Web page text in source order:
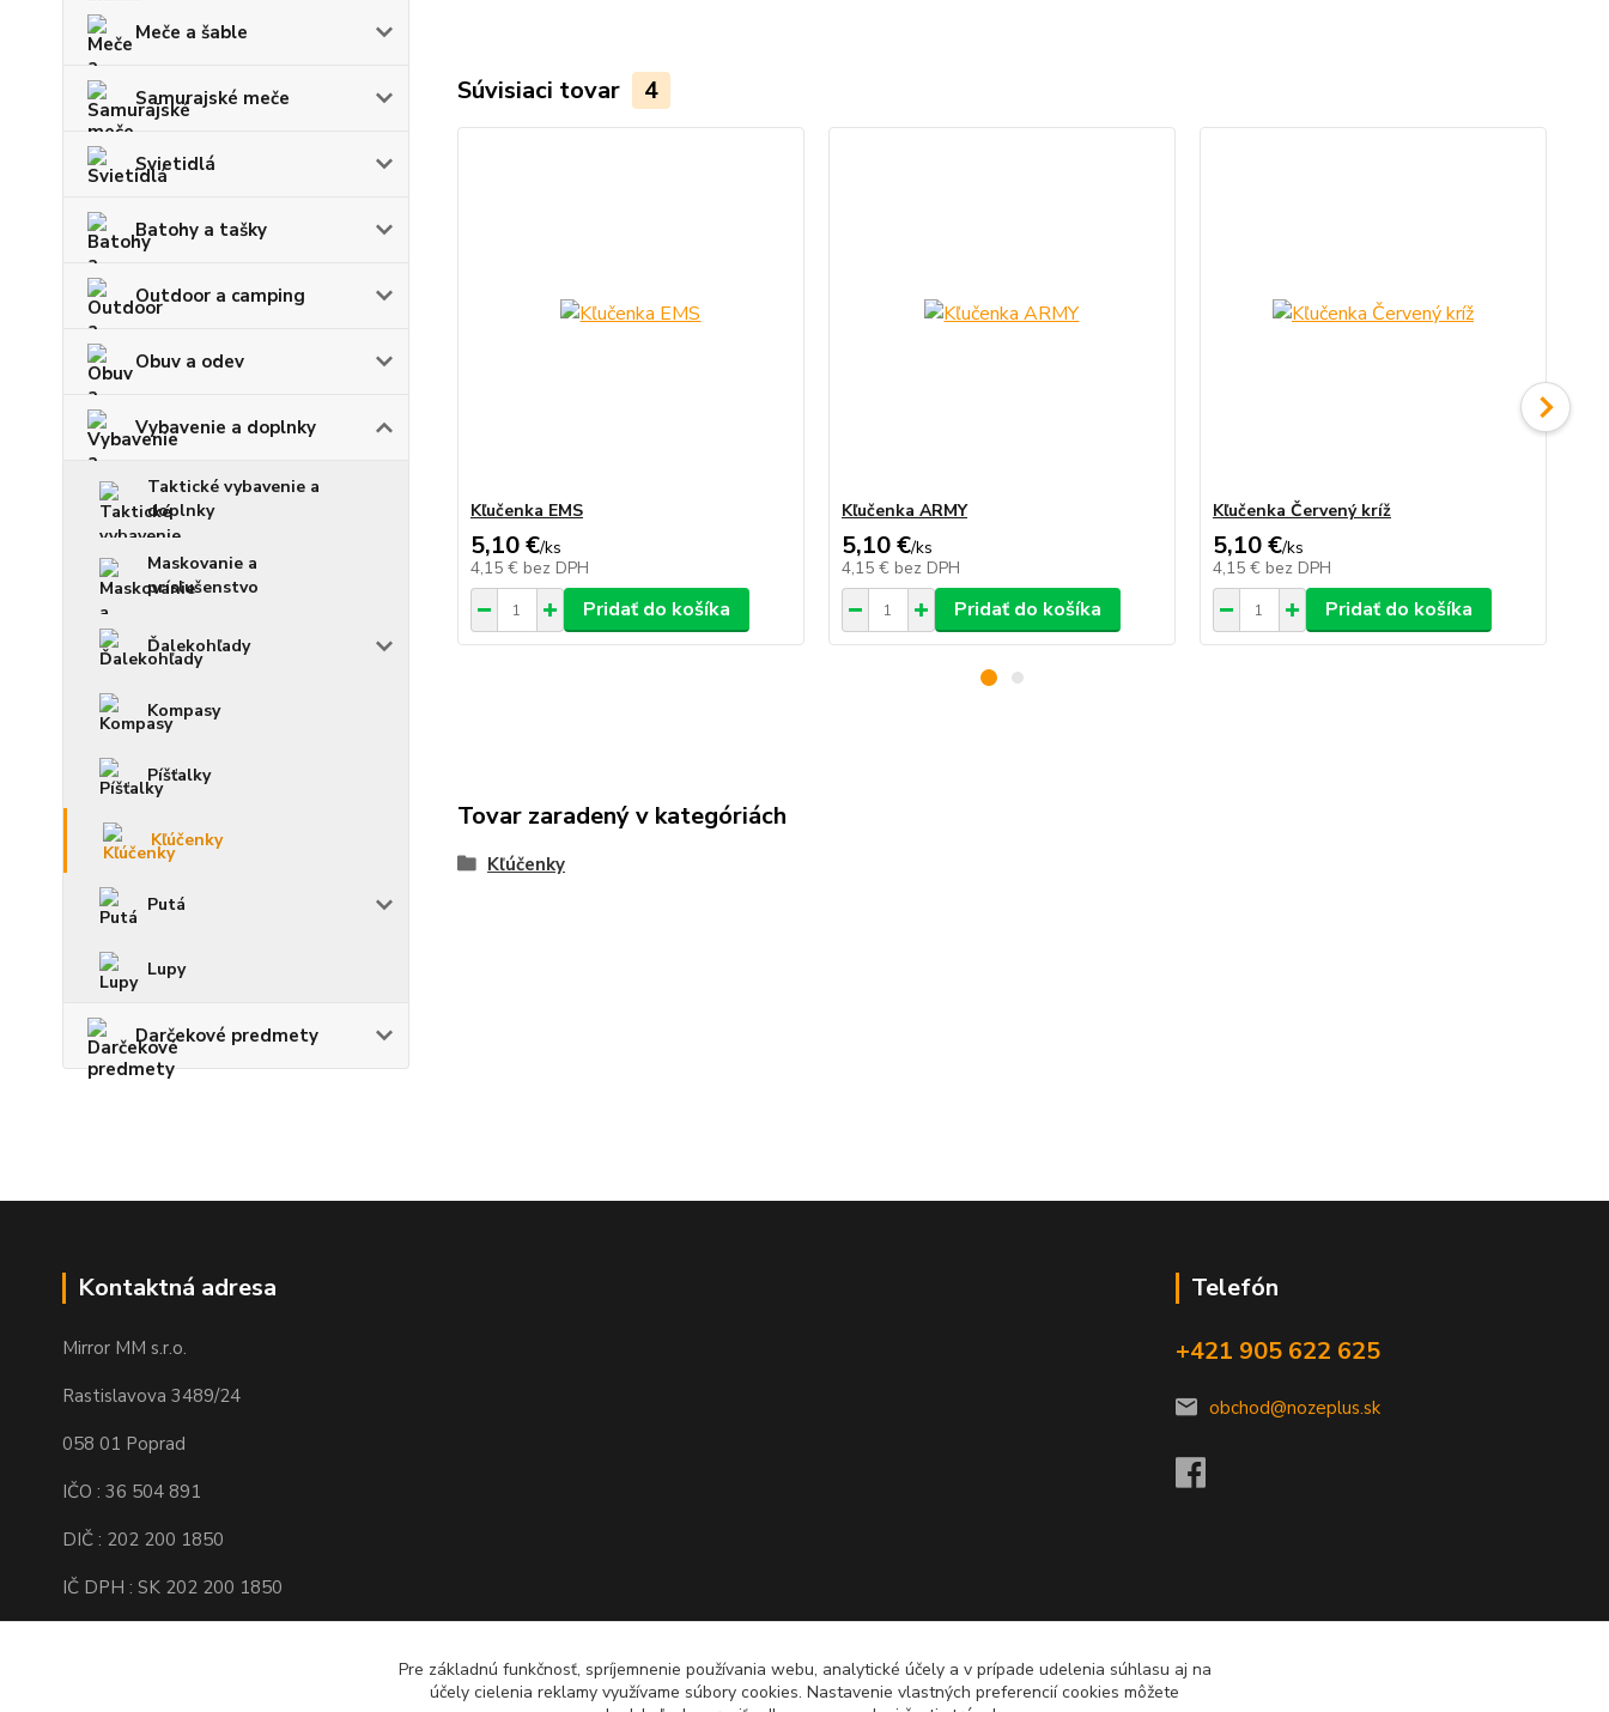
Meče a šable
Samurajské meče
Svietidlá
Batohy a tašky
Outdoor a camping
Obuv a odev
Vybavenie a doplnky
Taktické vybavenie a
doplnky
Maskovanie a
príslušenstvo
Ďalekohľady
Kompasy
Píšťalky
Kľúčenky
Putá
Lupy
Darčekové predmety
Súvisiaci tovar 4
Kľučenka EMS
5,10 €/ks
4,15 € bez DPH
Pridať do košíka
Kľučenka ARMY
5,10 €/ks
4,15 € bez DPH
Pridať do košíka
Kľučenka Červený kríž
5,10 €/ks
4,15 € bez DPH
Pridať do košíka
Tovar zaradený v kategóriách
Kľúčenky
Kontaktná adresa
Mirror MM s.r.o.
Rastislavova 3489/24
058 01 Poprad
IČO : 36 504 891
DIČ : 202 200 1850
IČ DPH : SK 202 200 1850
Telefón
+421 905 622 625
obchod@nozeplus.sk
Pre základnú funkčnosť, spríjemnenie používania webu, analytické účely a v prípade udelenia súhlasu aj na
účely cielenia reklamy využívame súbory cookies. Nastavenie vlastných preferencií cookies môžete